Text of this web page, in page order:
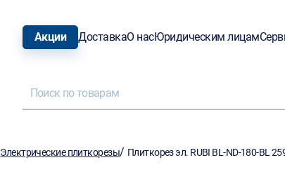
Акции ДоставкаО насЮридическим лицам
Электрические плиткорезы/ Плиткорез эл. RUBI BL-ND-180-BL